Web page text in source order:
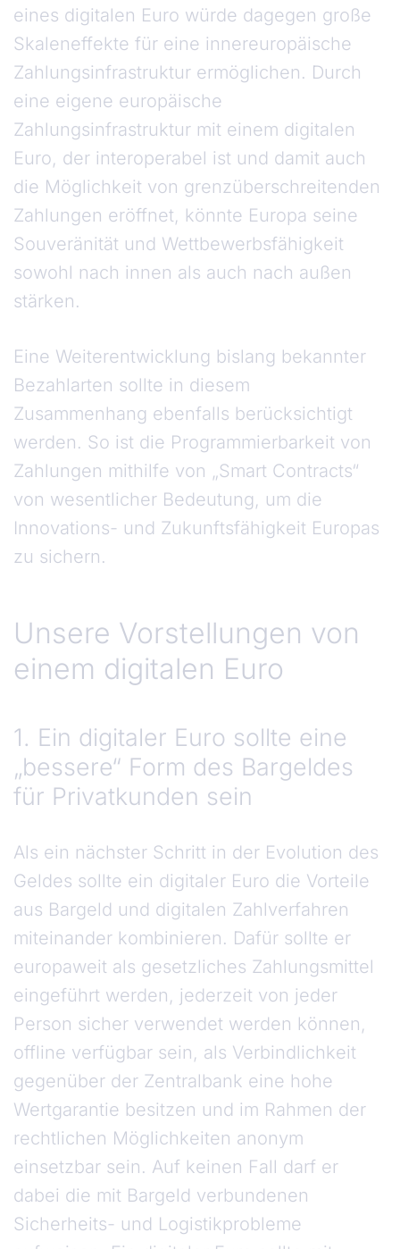
eines digitalen Euro würde dagegen große
Skaleneffekte für eine innereuropäische
Zahlungsinfrastruktur ermöglichen. Durch
eine eigene europäische
Zahlungsinfrastruktur mit einem digitalen
Euro, der interoperabel ist und damit auch
die Möglichkeit von grenzüberschreitenden
Zahlungen eröffnet, könnte Europa seine
Souveränität und Wettbewerbsfähigkeit
sowohl nach innen als auch nach außen
stärken.
Eine Weiterentwicklung bislang bekannter
Bezahlarten sollte in diesem
Zusammenhang ebenfalls berücksichtigt
werden. So ist die Programmierbarkeit von
Zahlungen mithilfe von „Smart Contracts“
von wesentlicher Bedeutung, um die
Innovations- und Zukunfts­fähigkeit Europas
zu sichern.
Unsere Vorstellungen von
einem digitalen Euro
1. Ein digitaler Euro sollte eine
„bessere“ Form des Bargeldes
für Privatkunden sein
Als ein nächster Schritt in der Evolution des
Geldes sollte ein digitaler Euro die Vorteile
aus Bargeld und digitalen Zahlverfahren
miteinander kombinieren. Dafür sollte er
europaweit als gesetzliches Zahlungsmittel
eingeführt werden, jederzeit von jeder
Person sicher verwendet werden können,
offline verfügbar sein, als Verbindlichkeit
gegenüber der Zentralbank eine hohe
Wertgarantie besitzen und im Rahmen der
rechtlichen Möglichkeiten anonym
einsetzbar sein. Auf keinen Fall darf er
dabei die mit Bargeld verbundenen
Sicherheits- und Logistikprobleme